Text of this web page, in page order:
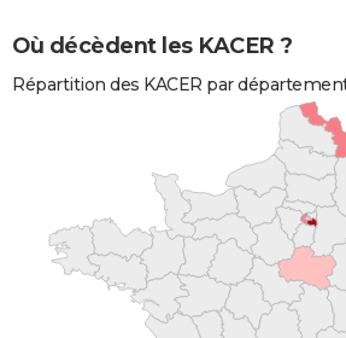
Où décèdent les KACER ?
Répartition des KACER par